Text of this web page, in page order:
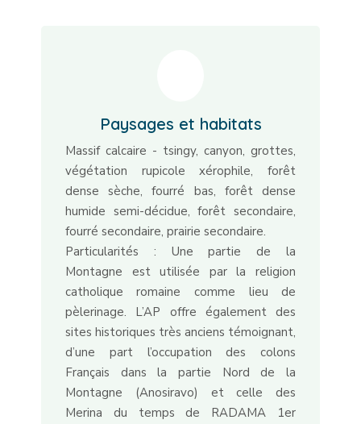
Paysages et habitats
Massif calcaire - tsingy, canyon, grottes,
végétation rupicole xérophile, forêt
dense sèche, fourré bas, forêt dense
humide semi-décidue, forêt secondaire,
fourré secondaire, prairie secondaire.
Particularités : Une partie de la
Montagne est utilisée par la religion
catholique romaine comme lieu de
pèlerinage. L’AP offre également des
sites historiques très anciens témoignant,
d’une part l’occupation des colons
Français dans la partie Nord de la
Montagne (Anosiravo) et celle des
Merina du temps de RADAMA 1er